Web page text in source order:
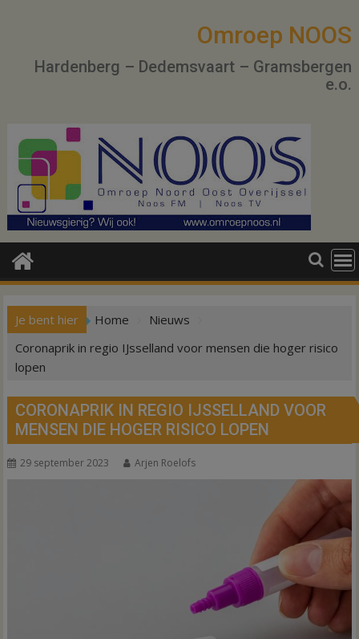
Omroep NOOS
Hardenberg – Dedemsvaart – Gramsbergen
e.o.
Je bent hier Home
Nieuws
Coronaprik in regio IJsselland voor mensen die hoger risico
lopen
CORONAPRIK IN REGIO IJSSELLAND VOOR
MENSEN DIE HOGER RISICO LOPEN
29 september 2023 Arjen Roelofs